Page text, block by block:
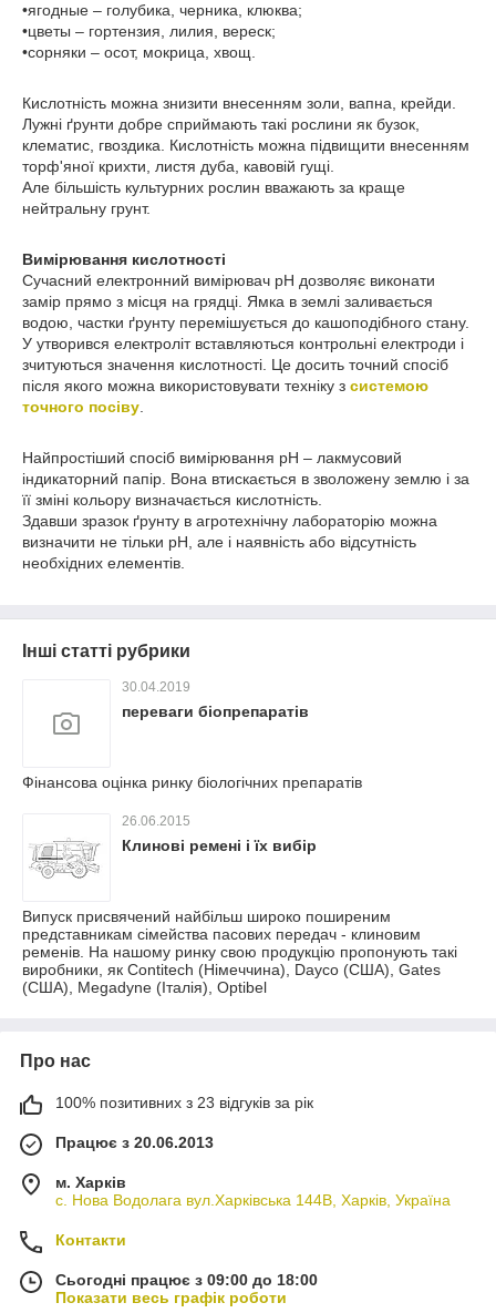
•ягодные – голубика, черника, клюква;
•цветы – гортензия, лилия, вереск;
•сорняки – осот, мокрица, хвощ.
Кислотність можна знизити внесенням золи, вапна, крейди.
Лужні ґрунти добре сприймають такі рослини як бузок,
клематис, гвоздика. Кислотність можна підвищити внесенням
торф'яної крихти, листя дуба, кавовій гущі.
Але більшість культурних рослин вважають за краще
нейтральну грунт.
Вимірювання кислотності
Сучасний електронний вимірювач pH дозволяє виконати
замір прямо з місця на грядці. Ямка в землі заливається
водою, частки ґрунту перемішується до кашоподібного стану.
У утворився електроліт вставляються контрольні електроди і
зчитуються значення кислотності. Це досить точний спосіб
після якого можна використовувати техніку з системою
точного посіву
Найпростіший спосіб вимірювання pH – лакмусовий
індикаторний папір. Вона втискається в зволожену землю і за
її зміні кольору визначається кислотність.
Здавши зразок ґрунту в агротехнічну лабораторію можна
визначити не тільки pH, але і наявність або відсутність
необхідних елементів.
Інші статті рубрики
30.04.2019
переваги біопрепаратів
Фінансова оцінка ринку біологічних препаратів
26.06.2015
Клинові ремені і їх вибір
Випуск присвячений найбільш широко поширеним
представникам сімейства пасових передач - клиновим
ременів. На нашому ринку свою продукцію пропонують такі
виробники, як Contitech (Німеччина), Dayco (США), Gates
(США), Megadyne (Італія), Optibel
Про нас
100% позитивних з 23 відгуків за рік
Працює з 20.06.2013
м. Харків
с. Нова Водолага вул.Харківська 144В, Харків, Україна
Контакти
Сьогодні працює з 09:00 до 18:00
Показати весь графік роботи